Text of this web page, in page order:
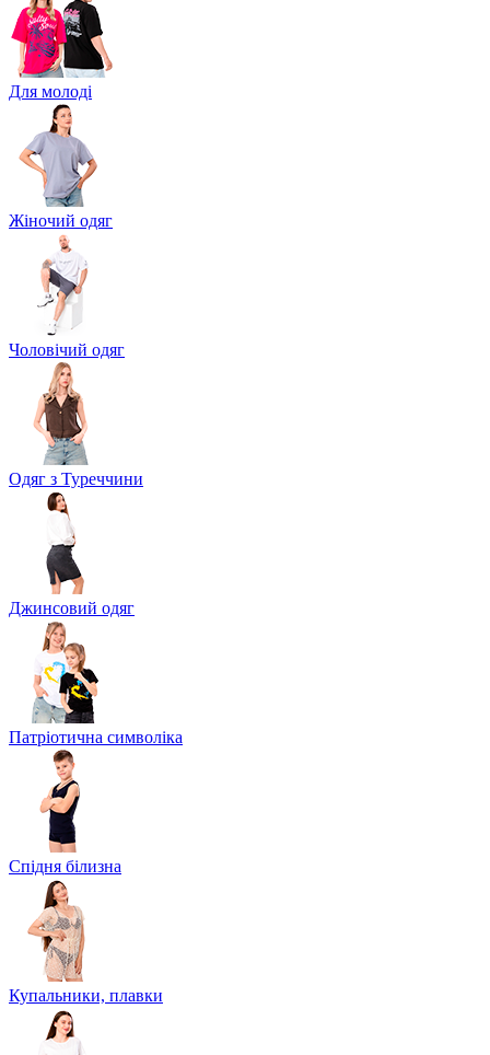
Для молоді
Жіночий одяг
Чоловічий одяг
Одяг з Туреччини
Джинсовий одяг
Патріотична символіка
Спідня білизна
Купальники, плавки